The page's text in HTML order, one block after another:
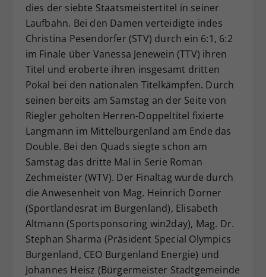
dies der siebte Staatsmeistertitel in seiner
Laufbahn. Bei den Damen verteidigte indes
Christina Pesendorfer (STV) durch ein 6:1, 6:2
im Finale über Vanessa Jenewein (TTV) ihren
Titel und eroberte ihren insgesamt dritten
Pokal bei den nationalen Titelkämpfen. Durch
seinen bereits am Samstag an der Seite von
Riegler geholten Herren-Doppeltitel fixierte
Langmann im Mittelburgenland am Ende das
Double. Bei den Quads siegte schon am
Samstag das dritte Mal in Serie Roman
Zechmeister (WTV). Der Finaltag wurde durch
die Anwesenheit von Mag. Heinrich Dorner
(Sportlandesrat im Burgenland), Elisabeth
Altmann (Sportsponsoring win2day), Mag. Dr.
Stephan Sharma (Präsident Special Olympics
Burgenland, CEO Burgenland Energie) und
Johannes Heisz (Bürgermeister Stadtgemeinde